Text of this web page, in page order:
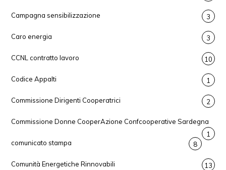
Campagna sensibilizzazione 3
Caro energia 3
CCNL contratto lavoro 10
Codice Appalti 1
Commissione Dirigenti Cooperatrici 2
Commissione Donne CooperAzione Confcooperative Sardegna
1
comunicato stampa
8
Comunità Energetiche Rinnovabili 13